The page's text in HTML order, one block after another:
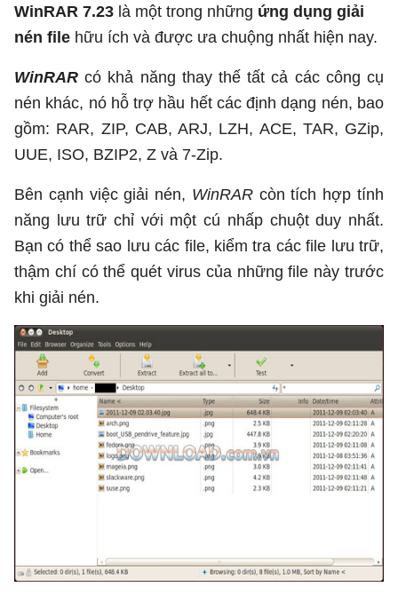
WinRAR 7.23 là một trong những ứng dụng giải
nén file hữu ích và được ưa chuộng nhất hiện nay.
WinRARcó khả năng thay thế tất cả các công cụ
nén khác, nó hỗ trợ hầu hết các định dạng nén, bao
gồm: RAR, ZIP, CAB, ARJ, LZH, ACE, TAR, GZip,
UUE, ISO, BZIP2, Z và 7-Zip.
Bên cạnh việc giải nén, WinRAR còn tích hợp tính
năng lưu trữ chỉ với một cú nhấp chuột duy nhất.
Bạn có thể sao lưu các file, kiểm tra các file lưu trữ,
thậm chí có thể quét virus của những file này trước
khi giải nén.